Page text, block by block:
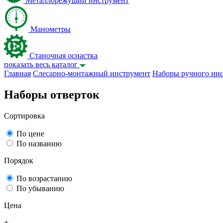
Манометры
Станочная оснастка
показать весь каталог
Главная Слесарно-монтажный инструмент Наборы ручного
Наборы отверток
Сортировка
По цене
По названию
Порядок
По возрастанию
По убыванию
Цена